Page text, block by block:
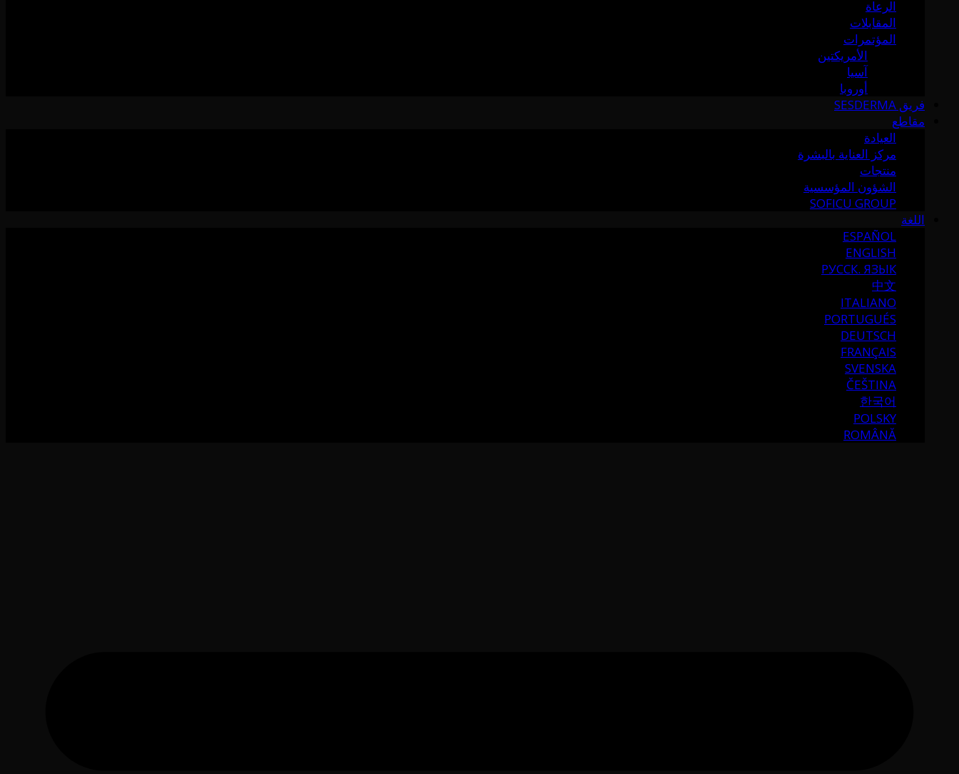
الرعاة
المقابلات
المؤتمرات
الأمريكتين
آسيا
أوروبا
فريق SESDERMA
مقاطع
العيادة
مركز العناية بالبشرة
منتجات
الشؤون المؤسسية
SOFICU GROUP
اللغة
ESPAÑOL
ENGLISH
РУССК. ЯЗЫК
中文
ITALIANO
PORTUGUÉS
DEUTSCH
FRANÇAIS
SVENSKA
ČEŠTINA
한국어
POLSKY
ROMÂNĂ